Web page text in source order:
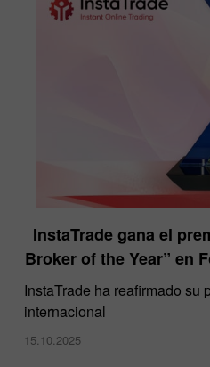
InstaTrade gana el
Broker of the Year” en
​InstaTrade ha reafirmado su
internacional
15.10.2025